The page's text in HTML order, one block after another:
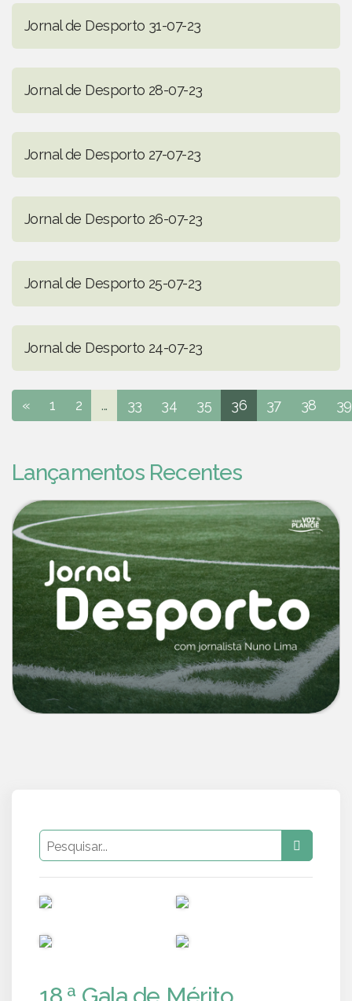
Jornal de Desporto 31-07-23
Jornal de Desporto 28-07-23
Jornal de Desporto 27-07-23
Jornal de Desporto 26-07-23
Jornal de Desporto 25-07-23
Jornal de Desporto 24-07-23
« 1 2 ... 33 34 35 36 37 38 39
Lançamentos Recentes